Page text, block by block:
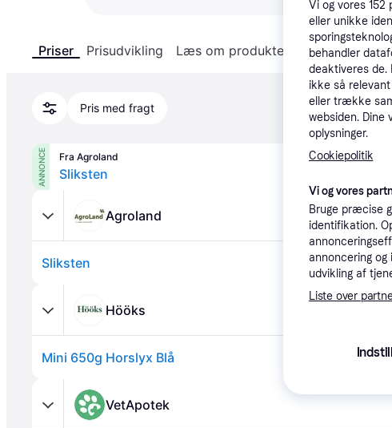
Priser Prisudvikling Læs om produktet Specifikationer
Pris med fragt
ANNONCE Fra Agroland
Sliksten
Agroland
Sliksten
Hööks
Mini 650g Horslyx Blå
VetApotek
Vi og vores 152
eller unikke
behandler
deaktiveres de.
ikke så
eller trække
websiden. Dine
oplysninger.
Cookiepolitik
Vi og vores
Bruge præcise
identifikation.
annoncering og
udvikling af
Liste over